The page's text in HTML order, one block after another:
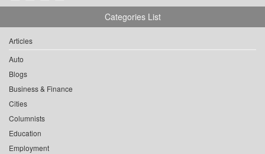
Categories List
Articles
Auto
Blogs
Business & Finance
Cities
Columnists
Education
Employment